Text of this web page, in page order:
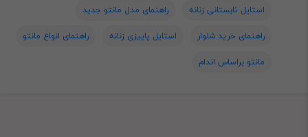
استایل تابستانی زنانه
راهنمای مدل مانتو جدید
راهنمای خرید شلوار
استایل پاییزی زنانه
راهنمای انواع مانتو
مانتو براساس اندام